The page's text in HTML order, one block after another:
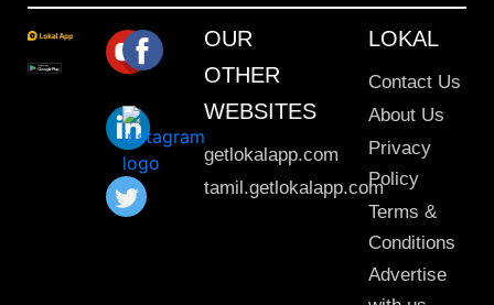
OUR
OTHER
WEBSITES
getlokalapp.com
tamil.getlokalapp.com
LOKAL
Contact Us
About Us
Privacy
Policy
Terms &
Conditions
Advertise